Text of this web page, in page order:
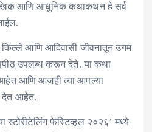
आणि आधुनिक कथाकथन हे सर्व
आणि आदिवासी जीवनातून उगम
उपलब्ध करून देते. या कथा
आणि आजही त्या आपल्या
देत आहेत.
स्टोरीटेलिंग फेस्टिव्हल २०२६’ मध्ये